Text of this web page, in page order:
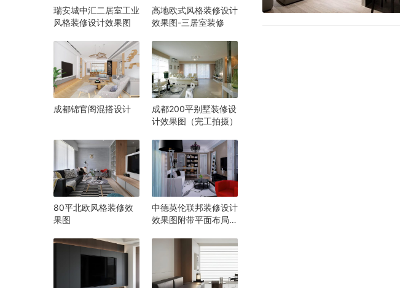
瑞安城中汇二居室工业
风格装修设计效果图
高地欧式风格装修设计
效果图-三居室装修
成都锦官阁混搭设计
成都200平别墅装修设
计效果图（完工拍摄）
80平北欧风格装修效
果图
中德英伦联邦装修设计
效果图附带平面布局图